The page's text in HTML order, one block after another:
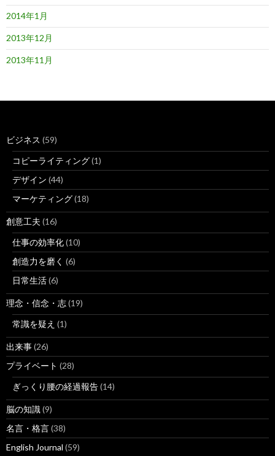
2014年1月
2013年12月
2013年11月
ビジネス (59)
コピーライティング(1)
デザイン (44)
マーケティング(18)
創意工夫 (16)
仕事の効率化(10)
創造力を磨く (6)
日常生活(6)
理念・信念・志(19)
常識を疑え (1)
出来事(26)
プライベート (28)
ぎっくり腰の経過報告(14)
脳の知識(9)
名言・格言(38)
English Journal (59)